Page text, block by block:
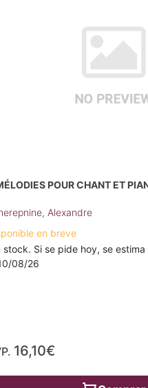
POUR CHANT ET
Alexandre
en breve
stock. Si se pide hoy, se
08/26
16,10€